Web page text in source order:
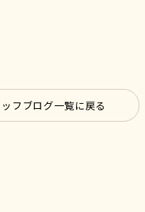
フブログ一覧に戻る